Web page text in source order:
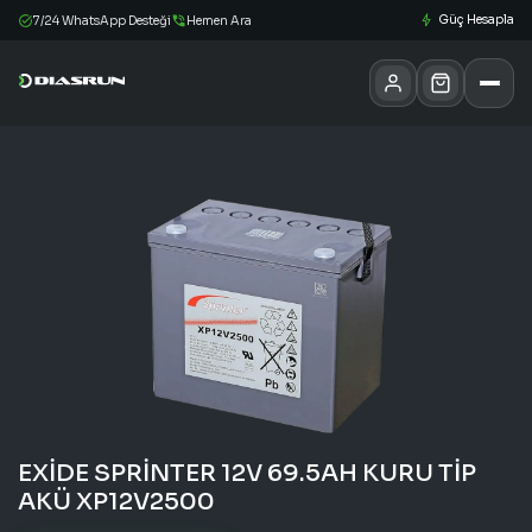
7/24 WhatsApp Desteği Hemen Ara Güç Hesapla
EXİDE SPRİNTER 12V 69.5AH KURU TİP
AKÜ XP12V2500